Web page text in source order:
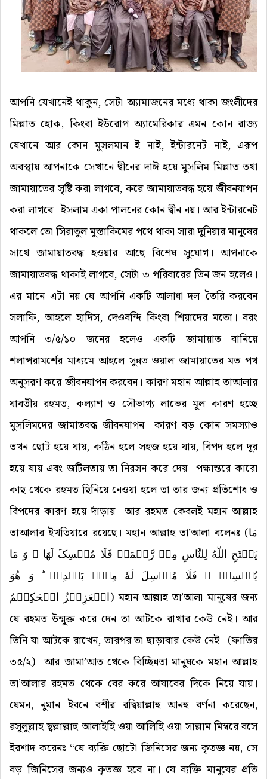
আপনি যেখানেই থাকুন, সেটা অ্যামাজনের মধ্যে থাকা জংলীদের
মিল্লাত হোক, কিংবা ইউরোপ অ্যামেরিকার এমন কোন রাজ্য
যেখানে আর কোন মুসলমান ই নাই, ইন্টারনেট নাই, এরূপ
অবস্থায় আপনাকে সেখানে দ্বীনের দাঈ হয়ে মুসলিম মিল্লাত তথা
জামায়াতের সৃষ্টি করা লাগবে, করে জামায়াতবদ্ধ হয়ে জীবনযাপন
করা লাগবে। ইসলাম একা পালনের কোন দ্বীন নয়। আর ইন্টারনেট
থাকলে তো সিরাতুল মুস্তাকিমের পথে থাকা সারা দুনিয়ার মানুষের
সাথে জামায়াতবদ্ধ হওয়ার আছে বিশেষ সুযোগ। আপনাকে
জামায়াতবদ্ধ থাকাই লাগবে, সেটা ৩ পরিবারের তিন জন হলেও।
এর মানে এটা নয় যে আপনি একটি আলাধা দল তৈরি করবেন
সলাফি, আহলে হাদিস, দেওবন্দি কিংবা শিয়াদের মতো। বরং
আপনি ৩/৫/১০ জনের হলেও একটি জামায়াত বানিয়ে
শলাপরামর্শের মাধ্যমে আহলে সুন্নত ওয়াল জামায়াতের মত পথ
অনুসরণ করে জীবনযাপন করবেন। কারণমহান আল্লাহ তাআলার
যাবতীয় রহমত, কল্যাণ ও সৌভাগ্য লাভের মূল কারণ হচ্ছে
মুসলিমদের জামাতবদ্ধ জীবনযাপন। কারণ বড় কোন সমস্যাও
তখন ছোট হয়ে যায়, কঠিন হলে সহজ হয়ে যায়, বিপদ হলে দূর
হয়ে যায় এবং জটিলতায় তা নিরসন করে দেয়। পক্ষান্তরে কারো
কাছ থেকে রহমত ছিনিয়ে নেওয়া হলে তা তার জন্য প্রতিশোধ ও
বিপদের কারণ হয়ে দাঁড়ায়। আর রহমত কেবলই মহান আল্লাহ
তাআলার ইখতিয়ারে রয়েছে। মহান আল্লাহ তা’আলা বলেনঃ (مَا
یَفۡتَحِ اللّٰهُ لِلنَّاسِ مِنۡ رَّحۡمَۃٍ فَلَا مُمۡسِکَ لَهَا ۚ وَ مَا
یُمۡسِکۡ ۙ فَلَا مُرۡسِلَ لَهٗ مِنۡۢ بَعۡدِهٖ ؕ وَ هُوَ
الۡعَزِیۡزُ الۡحَکِیۡمُ) মহান আল্লাহ তা’আলা মানুষের জন্য
যে রহমত উন্মুক্ত করে দেন তা আটকে রাখার কেউ নেই। আর
তিনি যা আটকে রাখেন, তারপর তা ছাড়াবার কেউ নেই। (ফাতির
৩৫/২)। আর জামা’আত থেকে বিচ্ছিন্নতা মানুষকে মহান আল্লাহ
তা’আলার রহমত থেকে বের করে আযাবের দিকে নিয়ে যায়।
যেমন, নুমান ইবনে বশীর রদ্বিয়াল্লাহু আনহু বর্ণনা করেছেন,
রসূলুল্লাহ ছ্বল্লাল্লাহু আলাইহি ওয়া আলিহি ওয়া সাল্লাম মিম্বরে বসে
ইরশাদ করেনঃ “যে ব্যক্তি ছোটো জিনিসের জন্য কৃতজ্ঞ নয়, সে
বড় জিনিসের জন্যও কৃতজ্ঞ হবে না। যে ব্যক্তি মানুষের প্রতি